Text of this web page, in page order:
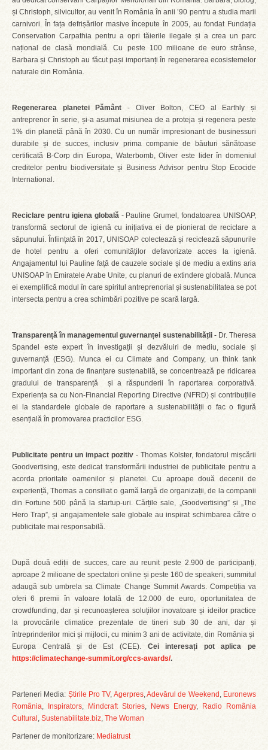
și Christoph, silvicultor, au venit în România în anii ’90 pentru a studia marii
carnivori. În fața defrișărilor masive începute în 2005, au fondat Fundația
Conservation Carpathia pentru a opri tăierile ilegale și a crea un parc
național de clasă mondială. Cu peste 100 milioane de euro strânse,
Barbara și Christoph au făcut pași importanți în regenerarea ecosistemelor
naturale din România.
Regenerarea planetei Pământ - Oliver Bolton, CEO al Earthly și
antreprenor în serie, și-a asumat misiunea de a proteja și regenera peste
1% din planetă până în 2030. Cu un număr impresionant de businessuri
durabile și de succes, inclusiv prima companie de băuturi sănătoase
certificată B-Corp din Europa, Waterbomb, Oliver este lider în domeniul
creditelor pentru biodiversitate și Business Advisor pentru Stop Ecocide
International.
Reciclare pentru igiena globală - Pauline Grumel, fondatoarea UNISOAP,
transformă sectorul de igienă cu inițiativa ei de pionierat de reciclare a
săpunului. Înființată în 2017, UNISOAP colectează și reciclează săpunurile
de hotel pentru a oferi comunităților defavorizate acces la igienă.
Angajamentul lui Pauline față de cauzele sociale și de mediu a extins aria
UNISOAP în Emiratele Arabe Unite, cu planuri de extindere globală. Munca
ei exemplifică modul în care spiritul antreprenorial și sustenabilitatea se pot
intersecta pentru a crea schimbări pozitive pe scară largă.
Transparență în managementul guvernanței sustenabilității - Dr. Theresa
Spandel este expert în investigații și dezvăluiri de mediu, sociale și
guvernanță (ESG). Munca ei cu Climate and Company, un think tank
important din zona de finanțare sustenabilă, se concentrează pe ridicarea
gradului de transparență și a răspunderii în raportarea corporativă.
Experiența sa cu Non-Financial Reporting Directive (NFRD) și contribuțiile
ei la standardele globale de raportare a sustenabilității o fac o figură
esențială în promovarea practicilor ESG.
Publicitate pentru un impact pozitiv - Thomas Kolster, fondatorul mișcării
Goodvertising, este dedicat transformării industriei de publicitate pentru a
acorda prioritate oamenilor și planetei. Cu aproape două decenii de
experiență, Thomas a consiliat o gamă largă de organizații, de la companii
din Fortune 500 până la startup-uri. Cărțile sale, „Goodvertising” și „The
Hero Trap”, și angajamentele sale globale au inspirat schimbarea către o
publicitate mai responsabilă.
După două ediții de succes, care au reunit peste 2.900 de participanți,
aproape 2 milioane de spectatori online și peste 160 de speakeri, summitul
adaugă sub umbrela sa Climate Change Summit Awards. Competiția va
oferi 6 premii în valoare totală de 12.000 de euro, oportunitatea de
crowdfunding, dar și recunoașterea soluțiilor inovatoare și ideilor practice
la provocările climatice prezentate de tineri sub 30 de ani, dar și
întreprinderilor mici și mijlocii, cu minim 3 ani de activitate, din România și
Europa Centrală și de Est (CEE). Cei interesați pot aplica pe
https://climatechange-summit.org/ccs-awards/.
Parteneri Media: Știrile Pro TV, Agerpres,Adevărul de Weekend , Euronews
România, Inspirators, Mindcraft Stories, News Energy,
Radio România
Cultural , Sustenabilitate.biz, The Woman
Partener de monitorizare: Mediatrust